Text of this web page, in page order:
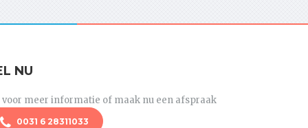
NU
voor meer informatie of maak nu een afspraak
0031 6 28311033